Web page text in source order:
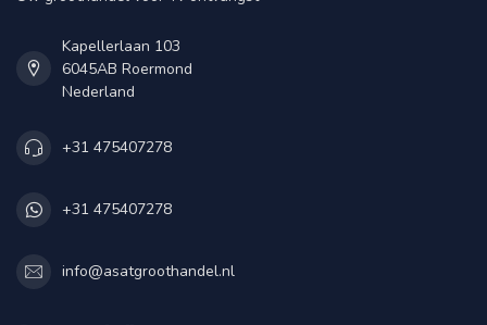
Kapellerlaan 103
6045AB Roermond
Nederland
+31 475407278
+31 475407278
info@asatgroothandel.nl